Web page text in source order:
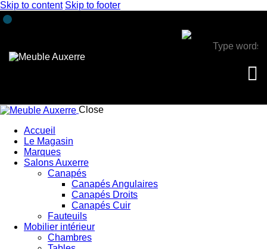
Skip to content Skip to footer
Close
Accueil
Le Magasin
Marques
Salons Auxerre
Canapés
Canapés Angulaires
Canapés Droits
Canapés Cuir
Fauteuils
Mobilier intérieur
Chambres